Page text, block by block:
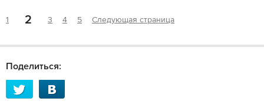
1 2 3 4 5 Следующая страница
Поделиться: